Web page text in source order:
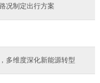
况制定出行方案
多维度深化新能源转型